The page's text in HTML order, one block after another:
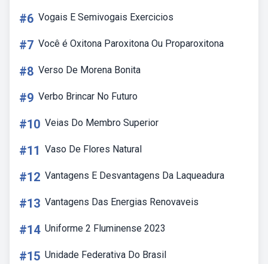
#6 Vogais E Semivogais Exercicios
#7 Você é Oxitona Paroxitona Ou Proparoxitona
#8 Verso De Morena Bonita
#9 Verbo Brincar No Futuro
#10 Veias Do Membro Superior
#11 Vaso De Flores Natural
#12 Vantagens E Desvantagens Da Laqueadura
#13 Vantagens Das Energias Renovaveis
#14 Uniforme 2 Fluminense 2023
#15 Unidade Federativa Do Brasil